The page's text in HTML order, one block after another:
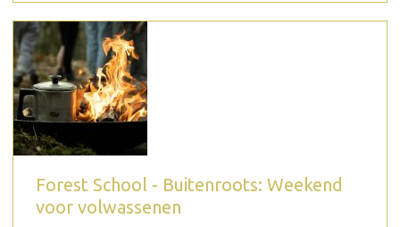
Forest School - Buitenroots: Weekend
voor volwassenen